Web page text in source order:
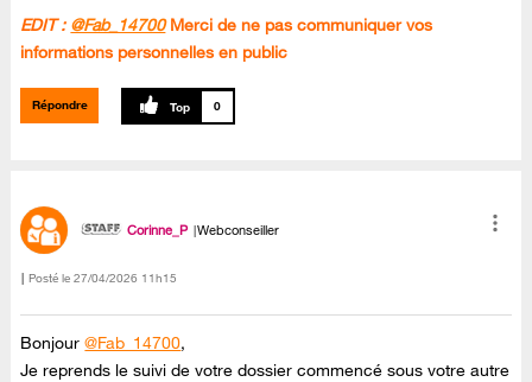
EDIT : @Fab_14700 Merci de ne pas communiquer vos
informations personnelles en public
Répondre 0
Corinne_P Webconseiller
Posté le ‎27/04/2026 11h15
Bonjour@Fab_14700,
Je reprends le suivi de votre dossier commencé sous votre autre